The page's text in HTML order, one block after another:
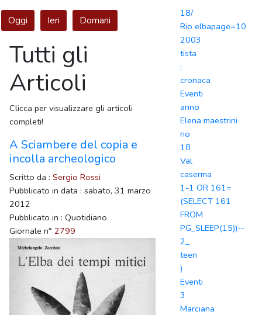
Oggi Ieri Domani
Tutti gli
Articoli
Clicca per visualizzare gli articoli
completi!
A Sciambere del copia e
incolla archeologico
Scritto da : Sergio Rossi
Pubblicato in data : sabato, 31 marzo
2012
Pubblicato in : Quotidiano
Giornale n° 2799
18/
Rio elbapage=10
2003
tista
;
cronaca
Eventi
anno
Elena maestrini
rio
18
Val
caserma
1-1 OR 161=
(SELECT 161
FROM
PG_SLEEP(15))--
2_
teen
)
Eventi
3
Marciana